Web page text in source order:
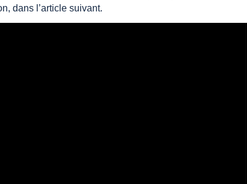
dans l’article suivant.